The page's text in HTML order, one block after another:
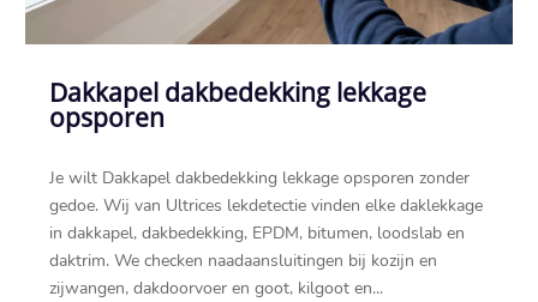
Dakkapel dakbedekking lekkage
opsporen
Je wilt Dakkapel dakbedekking lekkage opsporen zonder
gedoe.​ Wij van Ultrices lekdetectie vinden elke daklekkage
in dakkapel, dakbedekking, EPDM, bitumen, loodslab en
daktrim.​ We checken naadaansluitingen bij kozijn en
zijwangen, dakdoorvoer en goot, kilgoot en...